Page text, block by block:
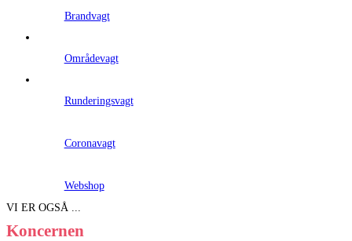
Brandvagt
Områdevagt
Runderingsvagt
Coronavagt
Webshop
VI ER OGSÅ ...
Koncernen